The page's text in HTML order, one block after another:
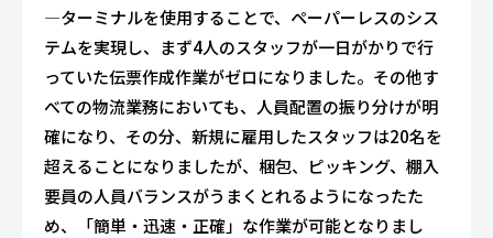
—ターミナルを使用することで、ペーパーレスのシス
テムを実現し、まず4人のスタッフが一日がかりで行
っていた伝票作成作業がゼロになりました。その他す
べての物流業務においても、人員配置の振り分けが明
確になり、その分、新規に雇用したスタッフは20名を
超えることになりましたが、梱包、ピッキング、棚入
要員の人員バランスがうまくとれるようになったた
め、「簡単・迅速・正確」な作業が可能となりまし